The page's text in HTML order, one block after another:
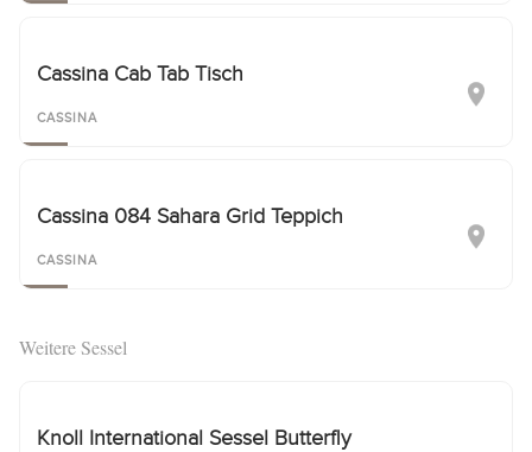
Cassina Cab Tab Tisch
CASSINA
Cassina 084 Sahara Grid Teppich
CASSINA
Weitere Sessel
Knoll International Sessel Butterfly